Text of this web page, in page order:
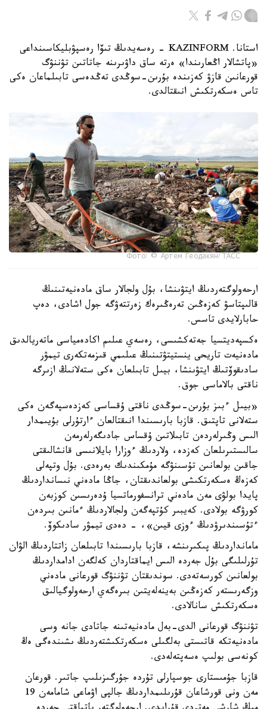
استانا. KAZINFORM - رەسەيدىڭ تىۆا رەسپۋبليكاسىنداعى
«پاتشالار اڭعارىندا» ەرتە ساق داۋىرىنە جاتاتىن تۋننۋگ
قورعانىن قازۋ كەزىندە بۇرىن-سوڭدى تەڭدەسى تابىلماعان ەكى
تاس ەسكەرتكىش انىقتالدى.
Фото: © Артем Геодакян/ ТАСС
ارحەولوگتەردىڭ ايتۋىنشا، بۇل ولجالار ساق مادەنيەتىنىڭ
قالىپتاسۋ كەزەڭىن تەرەڭىرەك زەرتتەۋگە جول اشادى، دەپ
حابارلايدى تاسس.
ەكسپەديتسيا جەتەكشىسى، رەسەي عىلىم اكادەمياسى ماتەريالدىق
مادەنيەت تاريحى ينستيتۋتىنىڭ عىلىمي قىزمەتكەرى تيمۋر
سادىقوۆتىڭ ايتۋىنشا، بيىل تابىلعان ەكى ستەلانىڭ ازىرگە
ناقتى بالاماسى جوق.
«بيىل ءبىز بۇرىن-سوڭدى ناقتى ۇقساسى كەزدەسپەگەن ەكى
ستەلانى تاپتىق. قازبا بارىسىندا انىقتالعان ءارتۇرلى بۇيىمدار
الىس وڭىرلەردەن تابىلاتىن ۇقساس جادىگەرلەرمەن
سالىستىرىلعان كەزدە، ولاردىڭ ءوزارا بايلانىسى قانشالىقتى
جاقىن بولعانىن تۇسىنۋگە مۇمكىندىك بەرەدى. بۇل وتپەلى
كەزەڭ ەسكەرتكىشى بولعاندىقتان، جاڭا مادەني نىسانداردىڭ
پايدا بولۋى مەن مادەني ترانسفورماتسيا ۇدەرىسىن كوزبەن
كورۋگە بولادى. كەيبىر كۇتپەگەن ولجالاردىڭ ءمانىن بىردەن
ءتۇسىندىرۋدىڭ ءوزى قيىن»، - دەدى تيمۋر سادىكوۆ.
مامانداردىڭ پىكىرىنشە، قازبا بارىسىندا تابىلعان زاتتاردىڭ الۋان
تۇرلىلىگى بۇل جەردە الىس ايماقتاردان كەلگەن ادامداردىڭ
بولعانىن كورسەتەدى. سوندىقتان تۋننۋگ قورعانى مادەني
وزگەرىستەر كەزەڭىن بەينەلەيتىن بىرەگەي ارحەولوگيالىق
ەسكەرتكىش سانالادى.
تۋننۋگ قورعانى الدى-بەل مادەنيەتىنە جاتادى جانە وسى
مادەنيەتكە قاتىستى بەلگىلى ەسكەرتكىشتەردىڭ ىشىندەگى ەڭ
كونەسى بولىپ ەسەپتەلەدى.
قازبا جۇمىستارى جوسپارلى تۇردە جۇرگىزىلىپ جاتىر. قورعان
مەن ونى قورشاعان قۇرىلىمداردىڭ جالپى اۋماعى شامامەن 19